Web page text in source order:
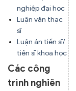
nghiệp đại học
Luận văn thạc
sĩ
Luận án tiến sĩ/
tiến sĩ khoa học
Các công
trình nghiên